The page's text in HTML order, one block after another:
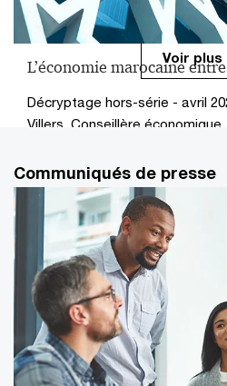
L’économie marocaine
Décryptage hors-série - avril
Villers, Conseillère
Voir plus
Communiqués de presse